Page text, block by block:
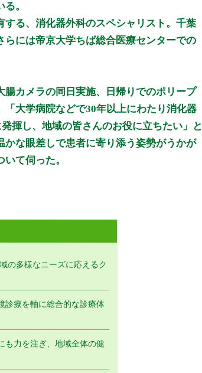
。
る、消化器外科のスペシャリスト。千葉
には帝京大学ちば総合医療センターでの
カメラの同日実施、日帰りでのポリープ
大学病院などで30年以上にわたり消化器
揮し、地域の皆さんのお役に立ちたい」と
な眼差しで患者に寄り添う姿勢がうかが
て伺った。
の多様なニーズに応えるク
診療を軸に総合的な診療体
も力を注ぎ、地域全体の健